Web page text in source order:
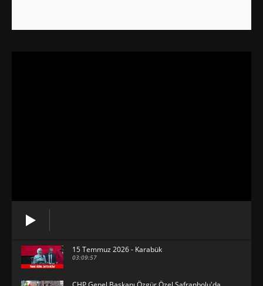
15 Temmuz 2026 - Karabük
03:09:57